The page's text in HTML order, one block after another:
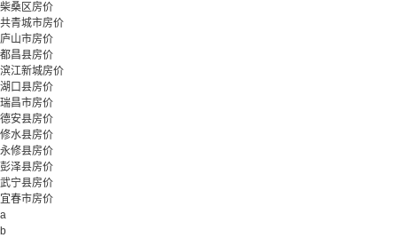
柴桑区房价
共青城市房价
庐山市房价
都昌县房价
滨江新城房价
湖口县房价
瑞昌市房价
德安县房价
修水县房价
永修县房价
彭泽县房价
武宁县房价
宜春市房价
a
b